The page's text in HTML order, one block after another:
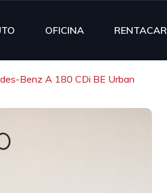
OFICINA RENTACAR
Benz A 180 CDi BE Urban